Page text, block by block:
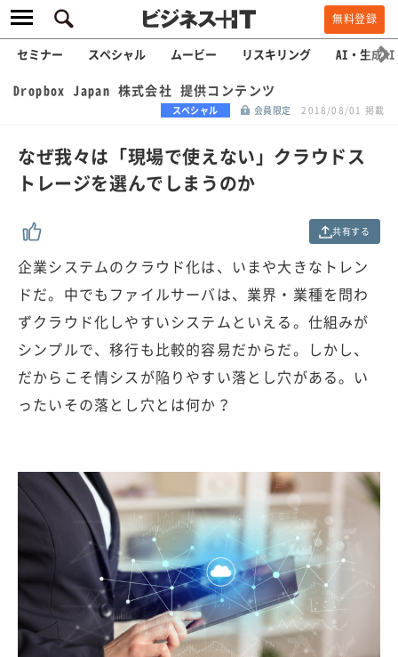
無料登録
セミナー スペシャル ムービー リスキリング AI・生成AI
Dropbox Japan 株式会社 提供コンテンツ
スペシャル 会員限定 2018/08/01 掲載
なぜ我々は「現場で使えない」クラウドス
トレージを選んでしまうのか
共有する
企業システムのクラウド化は、いまや大きなトレン
ドだ。中でもファイルサーバは、業界・業種を問わ
ずクラウド化しやすいシステムといえる。仕組みが
シンプルで、移行も比較的容易だからだ。しかし、
だからこそ情シスが陥りやすい落とし穴がある。い
ったいその落とし穴とは何か？